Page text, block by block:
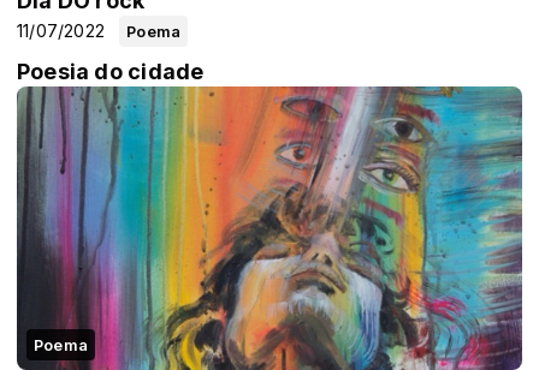
Poema
11/07/2022
Poesia do cidade
Poema